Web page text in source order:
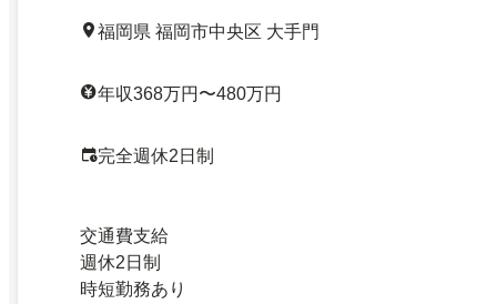
福岡県 福岡市中央区 大手門
年収368万円〜480万円
完全週休2日制
交通費支給
週休2日制
時短勤務あり